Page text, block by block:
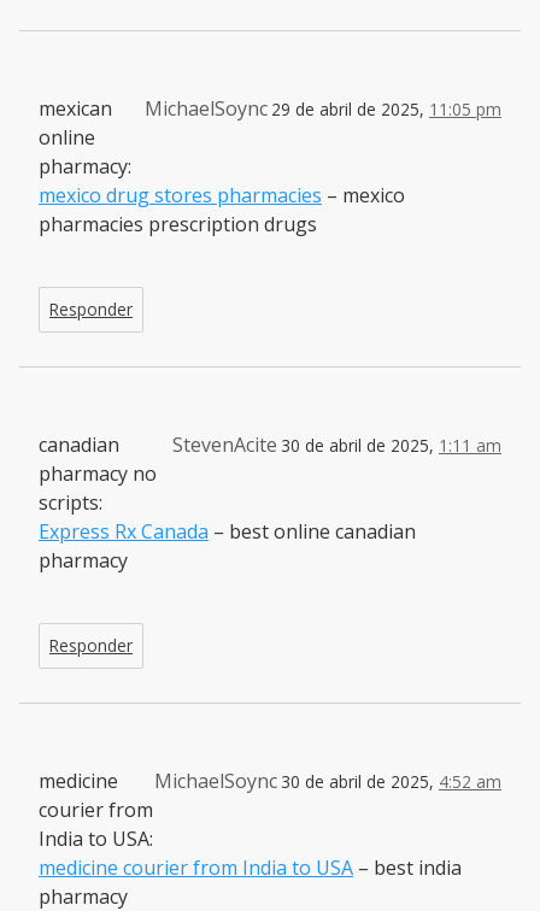
MichaelSoync 29 de abril de 2025, 11:05 pm
mexican
online
pharmacy:
mexico drug stores pharmacies – mexico
pharmacies prescription drugs
Responder
StevenAcite 30 de abril de 2025, 1:11 am
canadian
pharmacy no
scripts:
Express Rx Canada – best online canadian
pharmacy
Responder
MichaelSoync 30 de abril de 2025, 4:52 am
medicine
courier from
India to USA:
medicine courier from India to USA – best india
pharmacy